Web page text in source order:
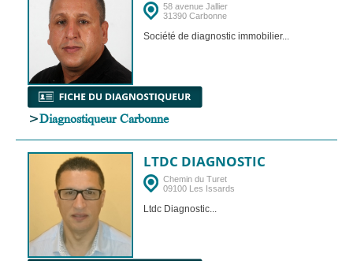
58 avenue Jallier
31390 Carbonne
Société de diagnostic immobilier...
>Diagnostiqueur Carbonne
LTDC DIAGNOSTIC
Chemin du Turet
09100 Les Issards
Ltdc Diagnostic...